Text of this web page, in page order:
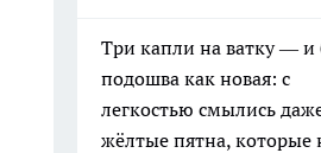
Три капли на ватку — и
подошва как новая: с
легкостью смылись
жёлтые пятна, которые